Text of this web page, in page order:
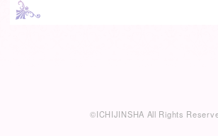
©ICHIJINSHA All Rights